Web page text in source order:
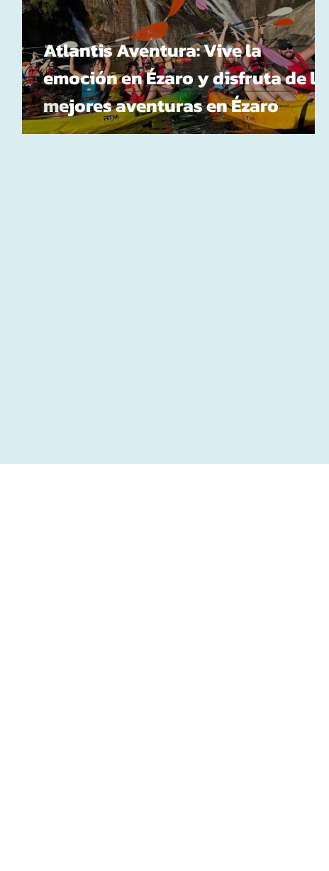
Iniciar sesión
Atlantis Aventura: Vive la
emoción en Ézaro y disfruta de
mejores aventuras en Ézaro